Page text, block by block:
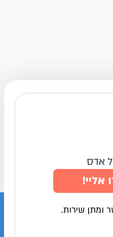
אדס
ומתן שירות.
אליי!